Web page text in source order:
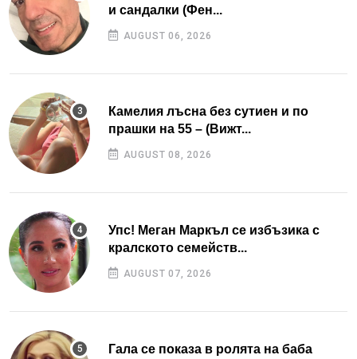
и сандалки (Фен...
AUGUST 06, 2026
Камелия лъсна без сутиен и по
прашки на 55 – (Вижт...
AUGUST 08, 2026
Упс! Меган Маркъл се избъзика с
кралското семейств...
AUGUST 07, 2026
Гала се показа в ролята на баба